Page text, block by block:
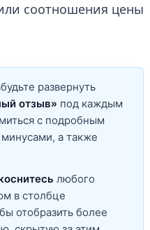
соотношения цены
развернуть
отзыв» под каждым
с подробным
а также
любого
в столбце
отобразить более